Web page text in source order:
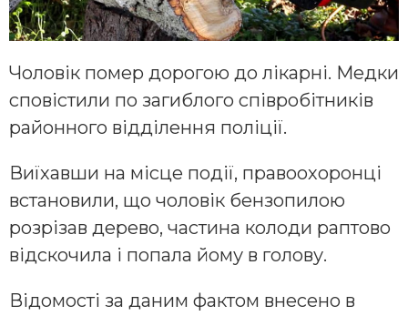
Чоловік помер дорогою до лікарні. Медки
сповістили по загиблого співробітників
районного відділення поліції.
Виїхавши на місце події, правоохоронці
встановили, що чоловік бензопилою
розрізав дерево, частина колоди раптово
відскочила і попала йому в голову.
Відомості за даним фактом внесено в